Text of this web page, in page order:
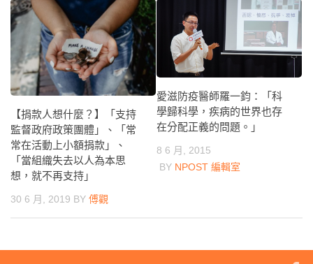
【捐款人想什麼？】「支持
監督政府政策團體」、「常
常在活動上小額捐款」、
「當組織失去以人為本思
想，就不再支持」
30 6 月, 2019 BY 傅觀
愛滋防疫醫師羅一鈞：「科
學歸科學，疾病的世界也存
在分配正義的問題。」
8 6 月, 2015
BY NPOST 編輯室